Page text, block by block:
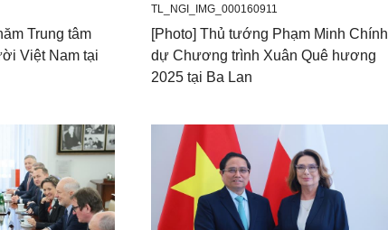
Trung tâm
Việt Nam tại
TL_NGI_IMG_000160911
[Photo] Thủ tướng Phạm Minh Chính
dự Chương trình Xuân Quê hương
2025 tại Ba Lan